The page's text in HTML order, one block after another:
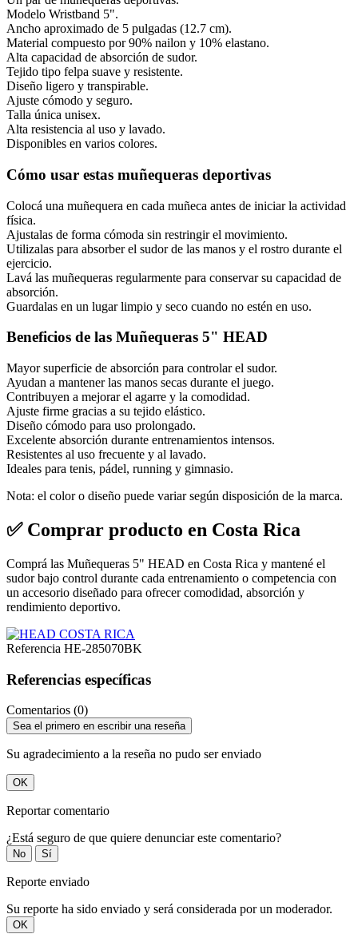
Modelo Wristband 5".
Ancho aproximado de 5 pulgadas (12.7 cm).
Material compuesto por 90% nailon y 10% elastano.
Alta capacidad de absorción de sudor.
Tejido tipo felpa suave y resistente.
Diseño ligero y transpirable.
Ajuste cómodo y seguro.
Talla única unisex.
Alta resistencia al uso y lavado.
Disponibles en varios colores.
Cómo usar estas muñequeras deportivas
Colocá una muñequera en cada muñeca antes de iniciar la actividad
física.
Ajustalas de forma cómoda sin restringir el movimiento.
Utilizalas para absorber el sudor de las manos y el rostro durante el
ejercicio.
Lavá las muñequeras regularmente para conservar su capacidad de
absorción.
Guardalas en un lugar limpio y seco cuando no estén en uso.
Beneficios de las Muñequeras 5" HEAD
Mayor superficie de absorción para controlar el sudor.
Ayudan a mantener las manos secas durante el juego.
Contribuyen a mejorar el agarre y la comodidad.
Ajuste firme gracias a su tejido elástico.
Diseño cómodo para uso prolongado.
Excelente absorción durante entrenamientos intensos.
Resistentes al uso frecuente y al lavado.
Ideales para tenis, pádel, running y gimnasio.
Nota: el color o diseño puede variar según disposición de la marca.
✅ Comprar producto en Costa Rica
Comprá las Muñequeras 5" HEAD en Costa Rica y mantené el
sudor bajo control durante cada entrenamiento o competencia con
un accesorio diseñado para ofrecer comodidad, absorción y
rendimiento deportivo.
Referencia HE-285070BK
Referencias específicas
Comentarios (0)
Sea el primero en escribir una reseña
Su agradecimiento a la reseña no pudo ser enviado
OK
Reportar comentario
¿Está seguro de que quiere denunciar este comentario?
No Sí
Reporte enviado
Su reporte ha sido enviado y será considerada por un moderador.
OK